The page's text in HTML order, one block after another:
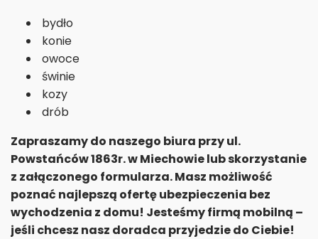
bydło
konie
owoce
świnie
kozy
drób
Zapraszamy do naszego biura przy ul.
Powstańców 1863r. w Miechowie lub skorzystanie
z załączonego formularza. Masz możliwość
poznać najlepszą ofertę ubezpieczenia bez
wychodzenia z domu! Jesteśmy firmą mobilną –
jeśli chcesz nasz doradca przyjedzie do Ciebie!